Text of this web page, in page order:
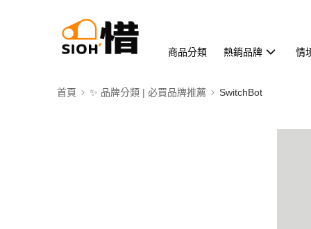
商品分類 熱銷品牌 情
首頁 ✨ 品牌分類 | 必買品牌推薦 SwitchBot